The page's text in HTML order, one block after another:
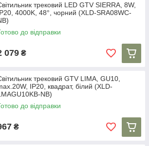
трековий LED GTV SIERRA, 8W,
4000K, 48°, чорний (XLD-SRA08WC-
до відправки
079 ₴
трековий GTV LIMA, GU10,
IP20, квадрат, білий (XLD-
NB)
до відправки
₴